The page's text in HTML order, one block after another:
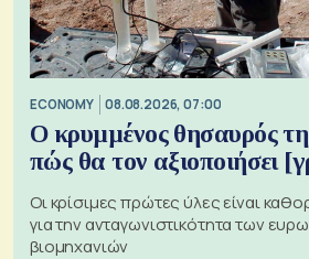
ECONOMY 08.08.2026, 07:00
Ο κρυμμένος θησαυρός
πώς θα τον αξιοποιήσει
Οι κρίσιμες πρώτες ύλες είναι
για την ανταγωνιστικότητα των
βιομηχανιών